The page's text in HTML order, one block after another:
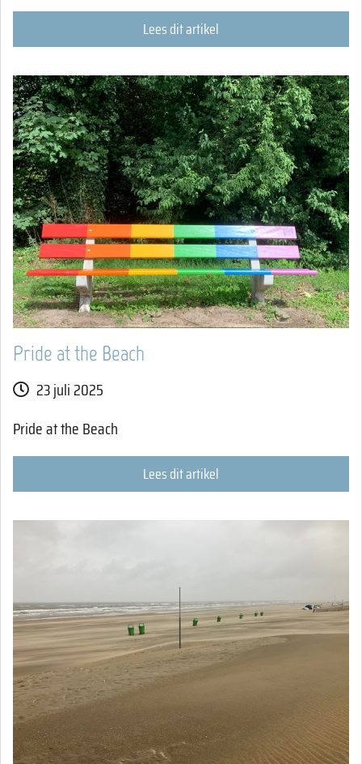
Lees dit artikel
Pride at the Beach
23 juli 2025
Pride at the Beach
Lees dit artikel